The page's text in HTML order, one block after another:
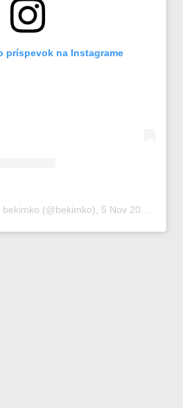
príspevok na Instagrame
(@bekimko), 5 Nov 2018 o 10:37 PST